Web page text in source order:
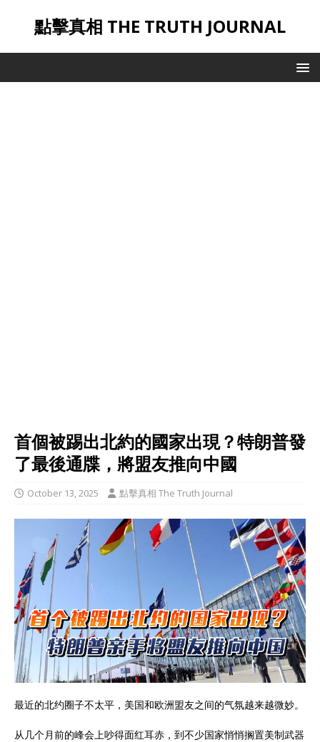
點擊真相 THE TRUTH JOURNAL
首個被踢出北約的國家出現？特朗普發
了最後通牒，將盟友推向中國
October 13, 2025 點擊真相 The Truth Journal
最近的北约圈子不太平，美国和欧洲盟友之间的气氛越来越微妙。
从几个月前的峰会上吵得面红耳赤，到不少国家悄悄搁置美制武器